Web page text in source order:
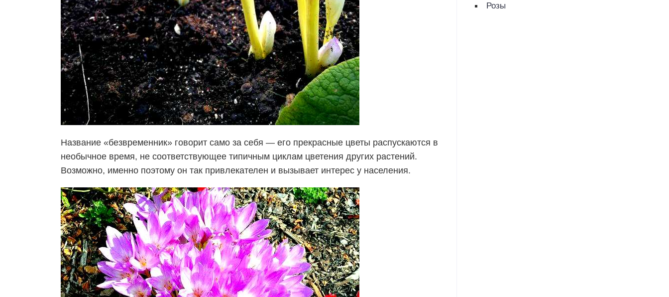
Название «безвременник» говорит само за себя — его прекрасные цветы распускаются в
необычное время, не соответствующее типичным циклам цветения других растений.
Возможно, именно поэтому он так привлекателен и вызывает интерес у населения.
Розы